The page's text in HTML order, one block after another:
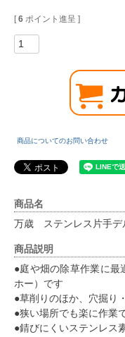
[ 6 ポイント進呈 ]
商品についてのお問い合わせ
商品名
万歳 ステンレス片手
商品説明
●庭や畑の除草作業に最
ホー）です
●草削りのほか、穴掘り
●狭い場所でも楽に作業
●錆びにくいステンレス